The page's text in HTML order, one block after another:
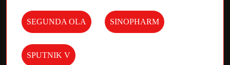
SEGUNDA OLA SINOPHARM
SPUTNIK V